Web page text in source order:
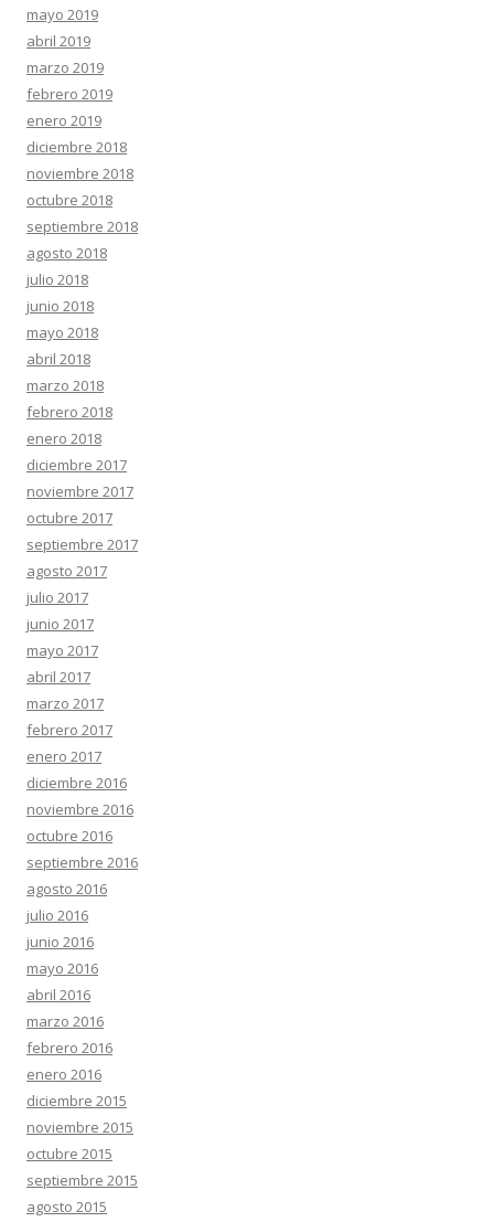
mayo 2019
abril 2019
marzo 2019
febrero 2019
enero 2019
diciembre 2018
noviembre 2018
octubre 2018
septiembre 2018
agosto 2018
julio 2018
junio 2018
mayo 2018
abril 2018
marzo 2018
febrero 2018
enero 2018
diciembre 2017
noviembre 2017
octubre 2017
septiembre 2017
agosto 2017
julio 2017
junio 2017
mayo 2017
abril 2017
marzo 2017
febrero 2017
enero 2017
diciembre 2016
noviembre 2016
octubre 2016
septiembre 2016
agosto 2016
julio 2016
junio 2016
mayo 2016
abril 2016
marzo 2016
febrero 2016
enero 2016
diciembre 2015
noviembre 2015
octubre 2015
septiembre 2015
agosto 2015